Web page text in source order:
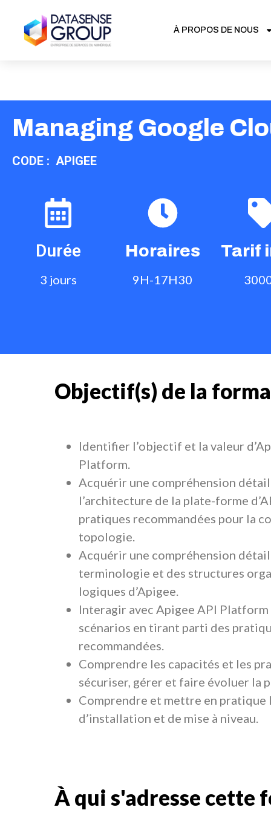
À PROPOS DE NOUS
Managing Google
CODE : APIGEE
Durée
3 jours
Horaires
9H-17H30
Tarif
Objectif(s) de la
Identifier l’objectif et la valeur
Platform.
Acquérir une compréhension
l’architecture de la plate-forme
pratiques recommandées pour la
topologie.
Acquérir une compréhension
terminologie et des structures
logiques d’Apigee.
Interagir avec Apigee API
scénarios en tirant parti des
recommandées.
Comprendre les capacités et les
sécuriser, gérer et faire évoluer la
Comprendre et mettre en pratique
d’installation et de mise à niveau.
À qui s'adresse cette